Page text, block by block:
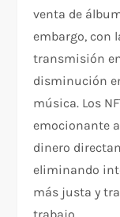
venta de
embargo, con
transmisión
disminución
música. Los
emocionante
dinero
eliminando
más justa y
trabajo.